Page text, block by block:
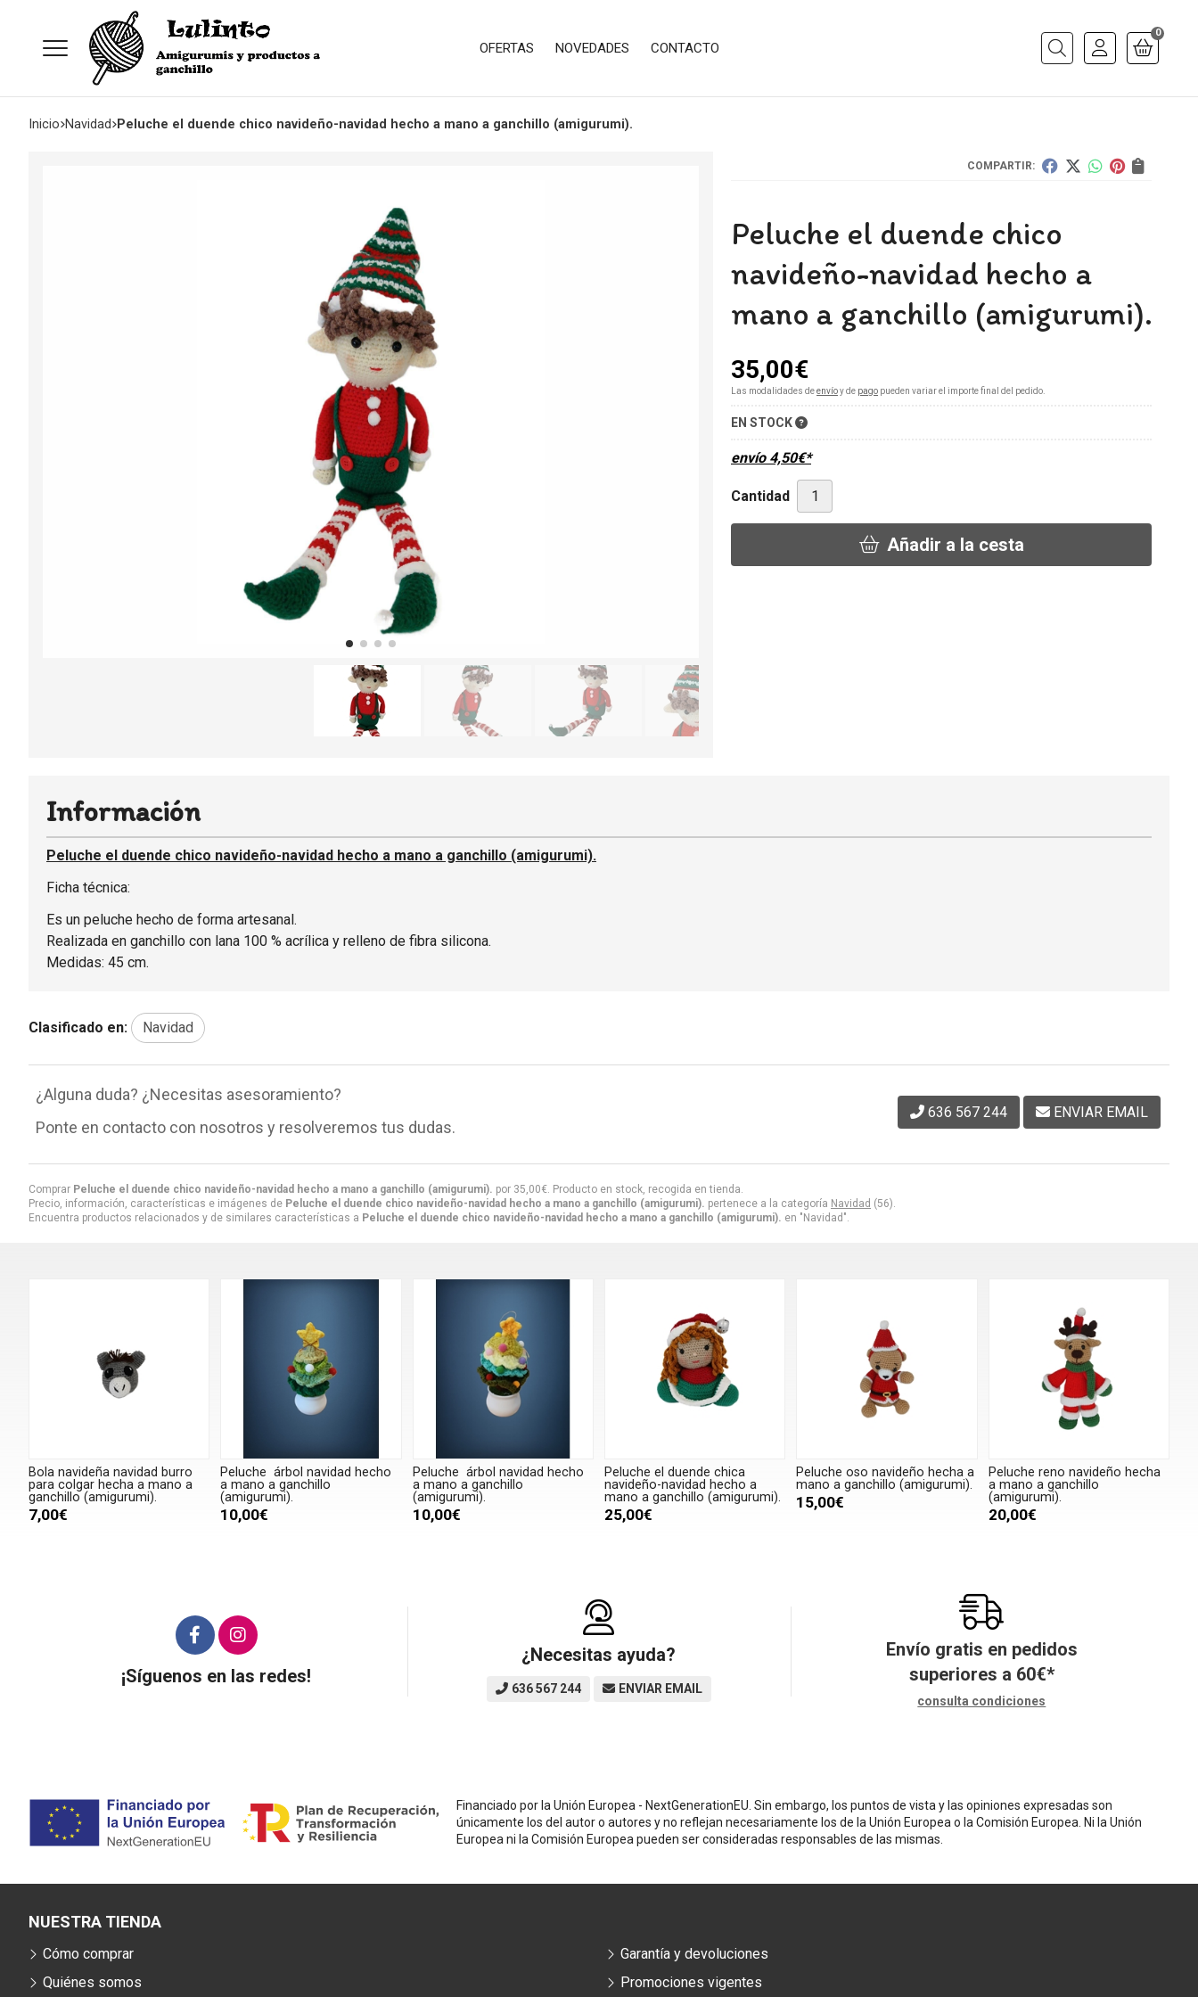
OFERTAS NOVEDADES CONTACTO
Buscar
0
Inicio navidad Peluche el duende chico navideño-navidad hecho a mano a ganchillo (amigurumi).
COMPARTIR:
Peluche el duende chico
navideño-navidad hecho a
mano a ganchillo (amigurumi).
35,00€
Las modalidades deenvíoy de pago pueden variar el importe final del pedido.
EN STOCK
envío 4,50€*
Cantidad
Añadir a la cesta
Comprar Peluche el duende chico navideño-navidad hecho a mano a ganchillo (amigurumi). por 35,00€. Producto en stock, recogida en tienda.
Precio, información, características e imágenes de Peluche el duende chico navideño-navidad hecho a mano a ganchillo (amigurumi). pertenece a la categoría Navidad (56).
Encuentra productos relacionados y de similares características a Peluche el duende chico navideño-navidad hecho a mano a ganchillo (amigurumi). en "Navidad".
Información
Peluche el duende chico navideño-navidad hecho a mano a ganchillo (amigurumi).
Ficha técnica:
Es un peluche hecho de forma artesanal.
Realizada en ganchillo con lana 100 % acrílica y relleno de fibra silicona.
Medidas: 45 cm.
Clasificado en: Navidad
¿Alguna duda? ¿Necesitas asesoramiento?
Ponte en contacto con nosotros y resolveremos tus dudas.
636 567 244 ENVIAR EMAIL
Bola navideña navidad burro
para colgar hecha a mano a
ganchillo (amigurumi).
7,00€
Peluche árbol navidad hecho
a mano a ganchillo
(amigurumi).
10,00€
Peluche árbol navidad hecho
a mano a ganchillo
(amigurumi).
10,00€
Peluche el duende chica
navideño-navidad hecho a
mano a ganchillo (amigurumi).
25,00€
Peluche oso navideño hecha a
mano a ganchillo (amigurumi).
15,00€
Peluche reno navideño hecha
a mano a ganchillo
(amigurumi).
20,00€
¡Síguenos en las redes!
¿Necesitas ayuda?
636 567 244 ENVIAR EMAIL
Envío gratis en pedidos
superiores a 60€*
consulta condiciones
Financiado por la Unión Europea - NextGenerationEU. Sin embargo, los puntos de vista y las opiniones expresadas son
únicamente los del autor o autores y no reflejan necesariamente los de la Unión Europea o la Comisión Europea. Ni la Unión
Europea ni la Comisión Europea pueden ser consideradas responsables de las mismas.
NUESTRA TIENDA
Cómo comprar
Quiénes somos
Garantía y devoluciones
Promociones vigentes